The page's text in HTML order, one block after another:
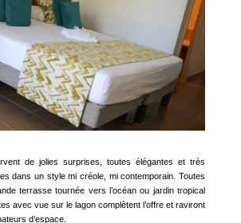
de jolies surprises, toutes élégantes et très
dans un style mi créole, mi contemporain. Toutes
terrasse tournée vers l’océan ou jardin tropical
avec vue sur le lagon complètent l’offre et raviront
d’espace.